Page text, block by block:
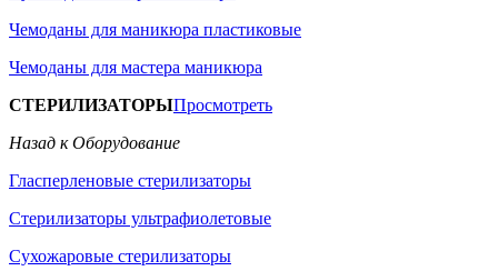
Чемоданы для маникюра пластиковые
Чемоданы для мастера маникюра
СТЕРИЛИЗАТОРЫПросмотреть
Назад к Оборудование
Гласперленовые стерилизаторы
Стерилизаторы ультрафиолетовые
Сухожаровые стерилизаторы